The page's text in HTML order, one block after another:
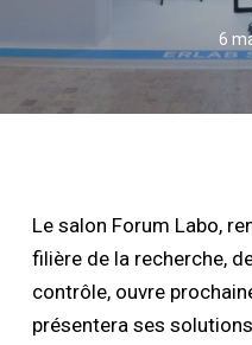
6
Le salon Forum Labo,
filière de la recherche,
contrôle, ouvre
présentera ses